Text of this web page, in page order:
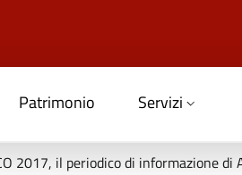
Patrimonio Servizi
2017, il periodico di informazione